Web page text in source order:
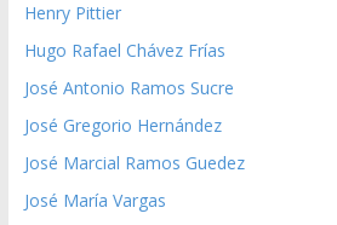
Henry Pittier
Hugo Rafael Chávez Frías
José Antonio Ramos Sucre
José Gregorio Hernández
José Marcial Ramos Guedez
José María Vargas